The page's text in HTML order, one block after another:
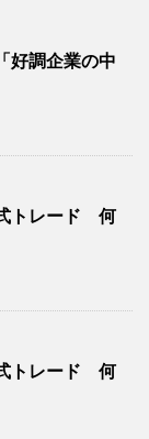
好調企業の中
トレード 何
トレード 何